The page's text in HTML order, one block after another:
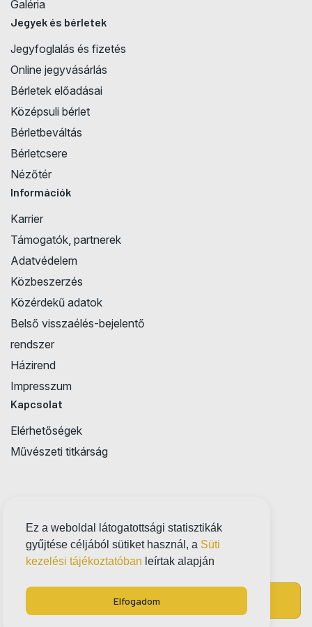
Ez a weboldal látogatottsági statisztikák
gyűjtése céljából sütiket használ, a Süti
kezelési tájékoztatóban leírtak alapján
Elfogadom
Jegyvásárlás
Galéria
Jegyek és bérletek
Jegyfoglalás és fizetés
Online jegyvásárlás
Bérletek előadásai
Középsuli bérlet
Bérletbeváltás
Bérletcsere
Nézőtér
Információk
Karrier
Támogatók, partnerek
Adatvédelem
Közbeszerzés
Közérdekű adatok
Belső visszaélés-bejelentő
rendszer
Házirend
Impresszum
Kapcsolat
Elérhetőségek
Művészeti titkárság
Próbatábla Készítette: finetune.hu